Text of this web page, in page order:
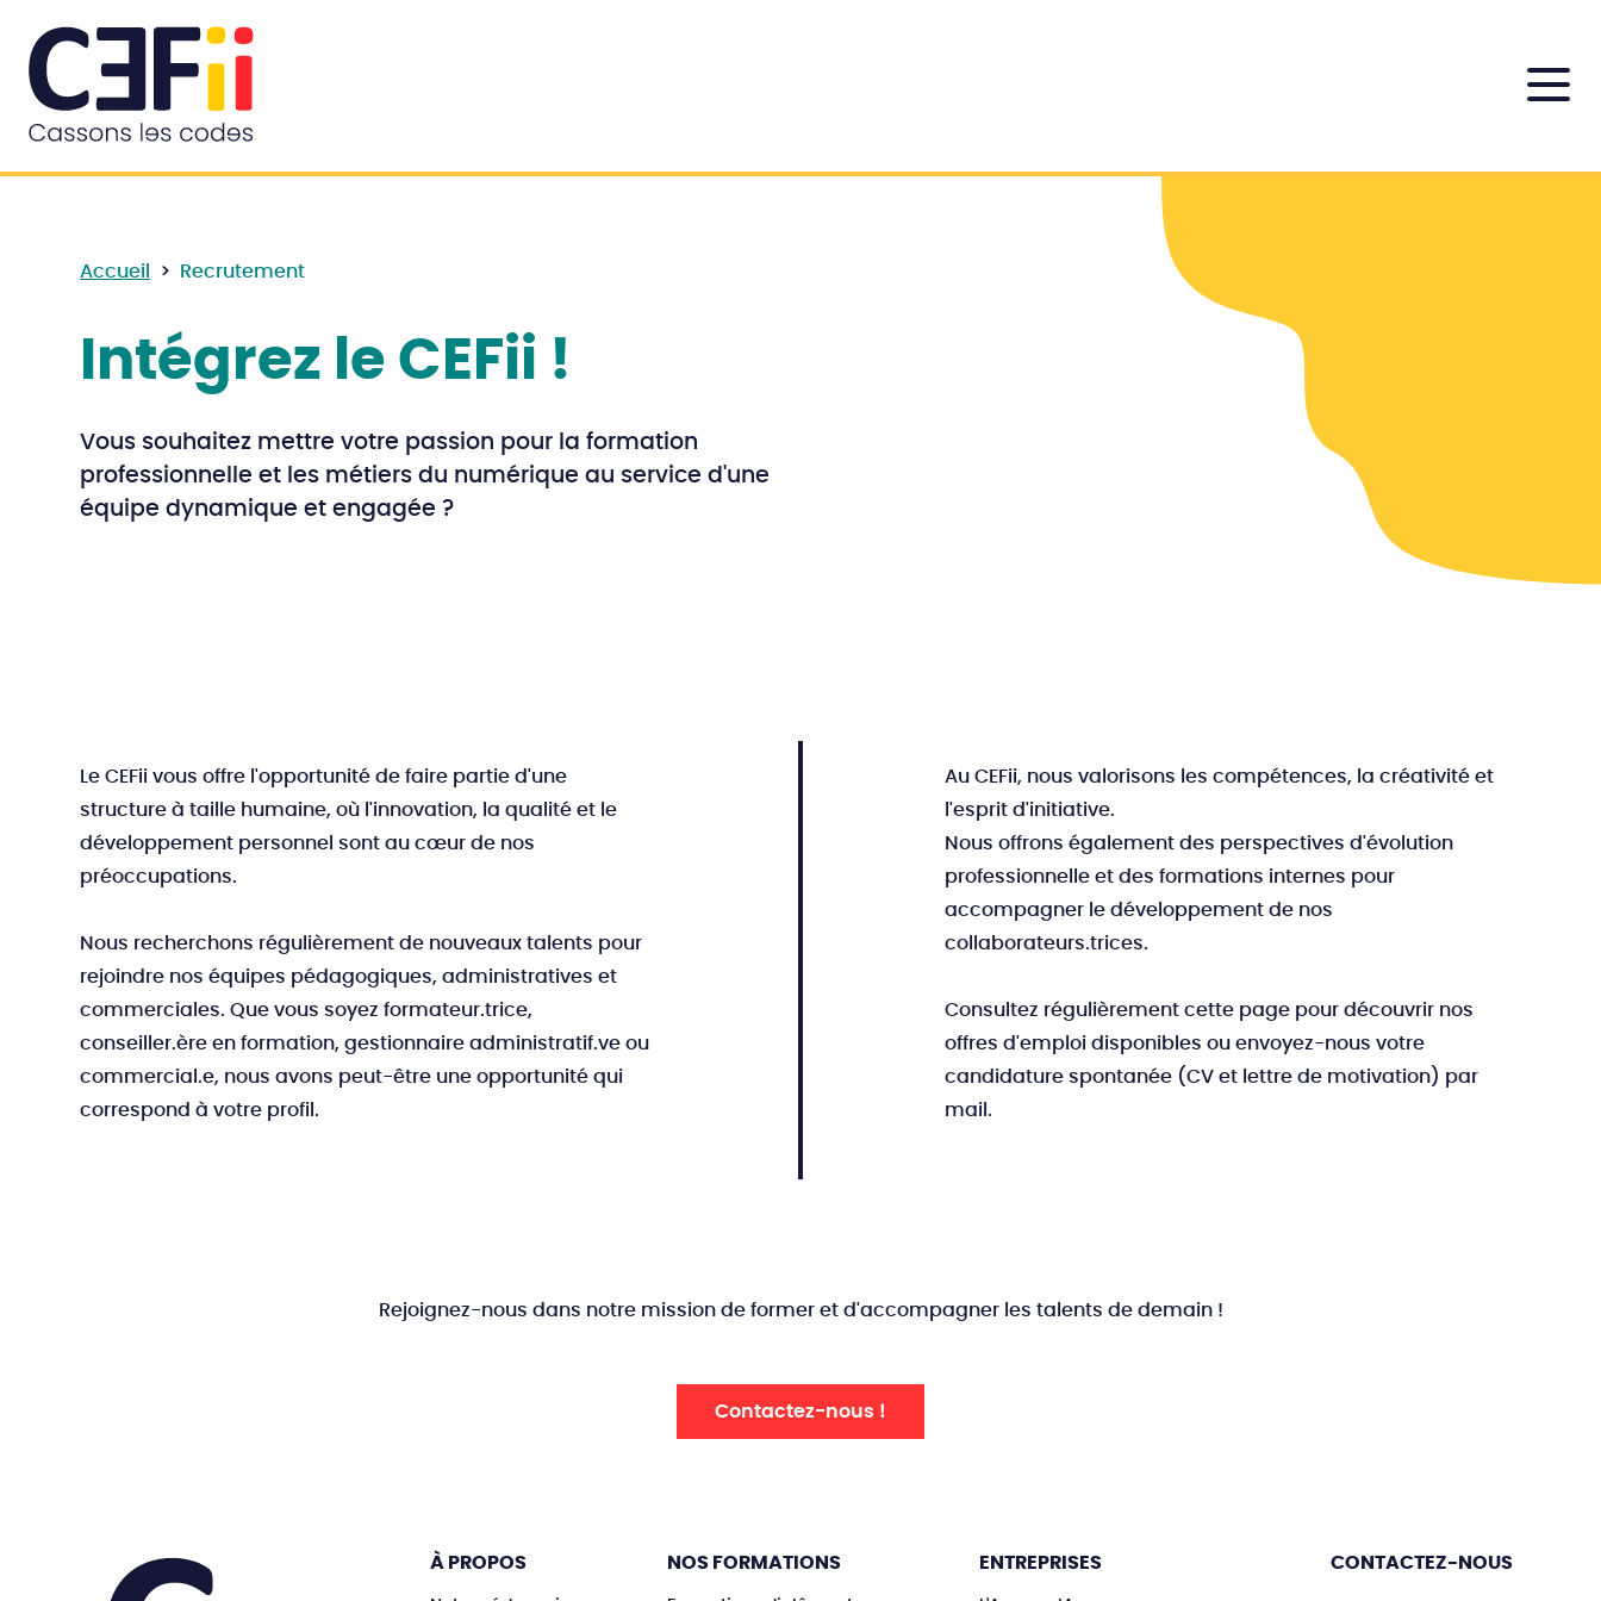
Accueil > Recrutement
Intégrez le CEFii !
Vous souhaitez mettre votre passion pour la formation
professionnelle et les métiers du numérique au service d'une
équipe dynamique et engagée ?
Le CEFii vous offre l'opportunité de faire partie d'une
structure à taille humaine, où l'innovation, la qualité et le
développement personnel sont au cœur de nos
préoccupations.
Nous recherchons régulièrement de nouveaux talents pour
rejoindre nos équipes pédagogiques, administratives et
commerciales. Que vous soyez formateur.trice,
conseiller.ère en formation, gestionnaire administratif.ve ou
commercial.e, nous avons peut-être une opportunité qui
correspond à votre profil.
Au CEFii, nous valorisons les compétences, la créativité et
l'esprit d'initiative.
Nous offrons également des perspectives d'évolution
professionnelle et des formations internes pour
accompagner le développement de nos
collaborateurs.trices.
Consultez régulièrement cette page pour découvrir nos
offres d'emploi disponibles ou envoyez-nous votre
candidature spontanée (CV et lettre de motivation) par
mail.
Rejoignez-nous dans notre mission de former et d'accompagner les talents de demain !
Contactez-nous !
À PROPOS NOS FORMATIONS ENTREPRISES CONTACTEZ-NOUS